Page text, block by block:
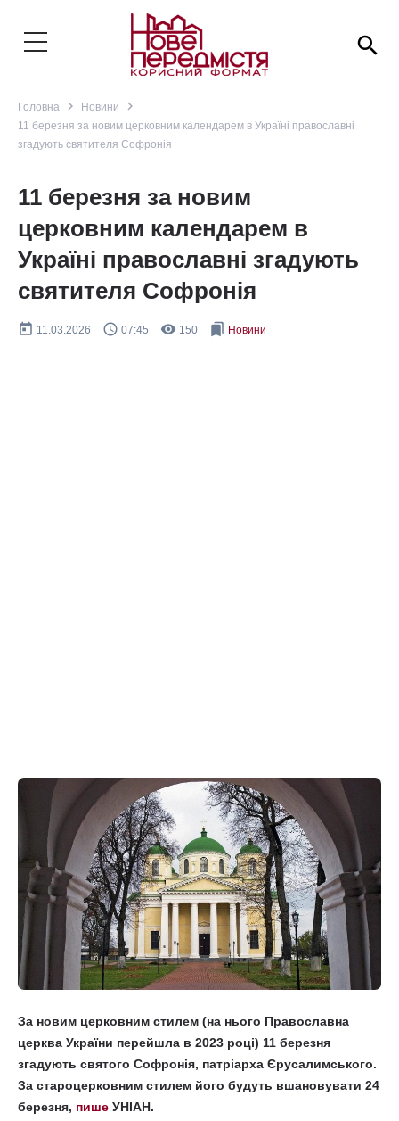
search
Головна navigate_next Новини navigate_next
11 березня за новим церковним календарем в Україні православні
згадують святителя Софронія
11 березня за новим
церковним календарем в
Україні православні згадують
святителя Софронія
today 11.03.2026 query_builder 07:45 remove_red_eye 150 bookmarks Новини
За новим церковним стилем (на нього Православна
церква України перейшла в 2023 році) 11 березня
згадують святого Софронія, патріарха Єрусалимського.
За староцерковним стилем його будуть вшановувати 24
березня, пише УНІАН.